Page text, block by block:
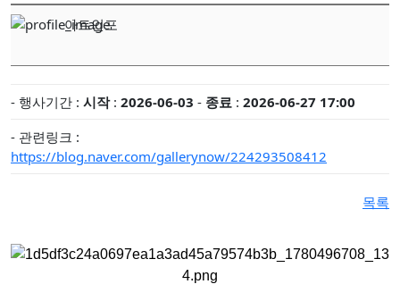
권민철 개인전 《완벽한 날씨(The Perfect Weather)》 개최
6인의 그룹전 《뉴홉》 개최
김보경, 서민정 2인전 《두 개의 달》 개최
김인 개인전 《No Reason》 개최
2026 경기도자비엔날레 국제공모전 대상작에 데이비드 라우
아트인포
- 행사기간 : 시작: 2026-06-03 - 종료 : 2026-06-27 17:00
- 관련링크 :
https://blog.naver.com/gallerynow/224293508412
목록